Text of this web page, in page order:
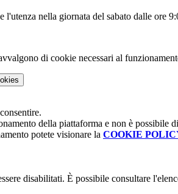
nella giornata del sabato dalle ore
di cookie necessari al
della piattaforma e non è possibile
potete visionare la COOKIE
disabilitati. È possibile consultare